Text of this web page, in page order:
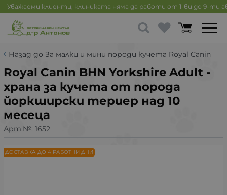
Уважаеми клиенти, клиниката няма да работи от 1-ви до 9-ти
Назад до За малки и мини породи кучета Royal Canin
Royal Canin BHN Yorkshire Adult -
храна за кучета от порода
йоркширски териер над 10
месеца
Арт.№: 1652
ДОСТАВКА ДО 4 РАБОТНИ ДНИ